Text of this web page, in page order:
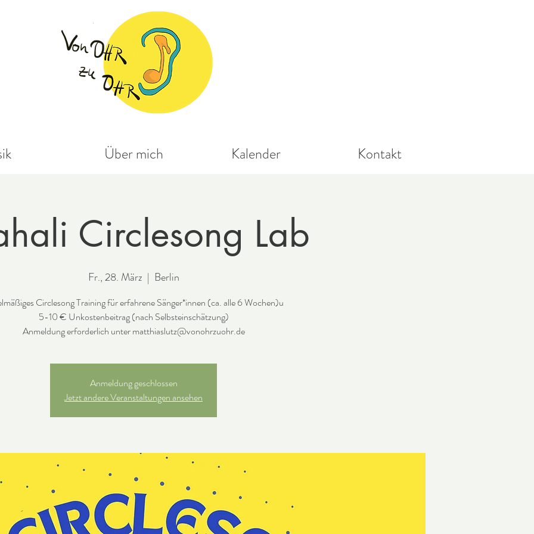
Über mich Kalender Kontakt
Circlesong Lab
Fr., 28. März
  |
Berlin
Circlesong Training für erfahrene Sänger*innen (ca. alle 6 Wochen)u
5-10 € Unkostenbeitrag (nach Selbsteinschätzung)
Anmeldung erforderlich unter matthiaslutz@vonohrzuohr.de
Anmeldung geschlossen
Jetzt andere Veranstaltungen ansehen